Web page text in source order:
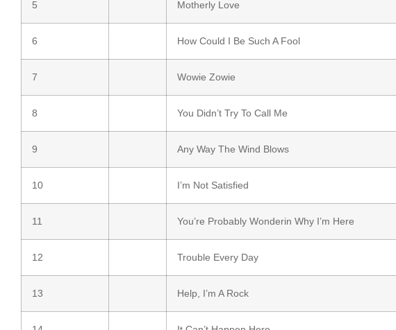
5 Motherly Love
6 How Could I Be Such A Fool
7 Wowie Zowie
8 You Didn’t Try To Call Me
9 Any Way The Wind Blows
10 I’m Not Satisfied
11 You’re Probably Wonderin Why I’m Here
12 Trouble Every Day
13 Help, I’m A Rock